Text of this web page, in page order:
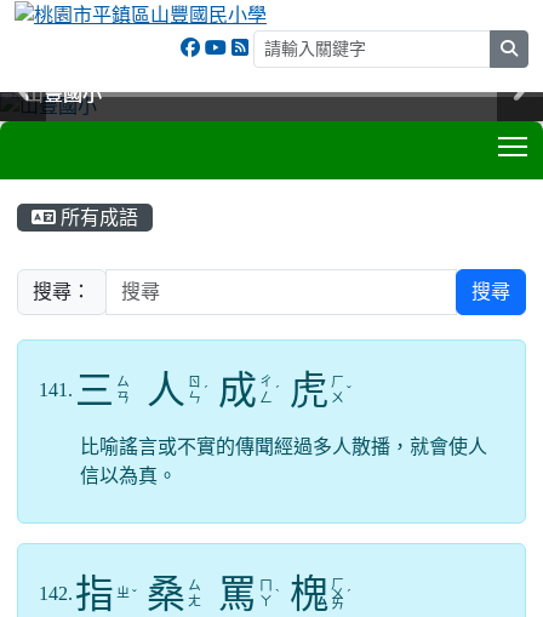
山豐國小
山豐國小
山豐國小
山豐國小
所有成語
搜尋： 搜尋
141. 三 ㄙ
ㄢ
人 ㄖ
ㄣ ˊ 成 ㄔ
ㄥ
ˊ 虎 ㄏ
ㄨ ˇ
比喻謠言或不實的傳聞經過多人散播，就會使人
信以為真。
142. 指 ㄓ ˇ 桑 ㄙ
ㄤ
罵 ㄚ ˋ 槐 ㄏ
ㄨ
ㄞ
ˊ